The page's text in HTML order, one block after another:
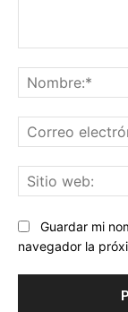
Guardar mi
navegador la